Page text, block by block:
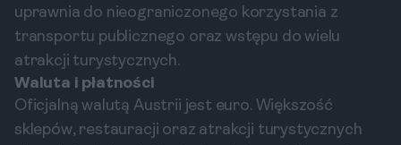
uprawnia do nieograniczonego korzystania z
transportu publicznego oraz wstępu do wielu
atrakcji turystycznych.
Waluta i płatności
Oficjalną walutą Austrii jest euro. Większość
sklepów, restauracji oraz atrakcji turystycznych